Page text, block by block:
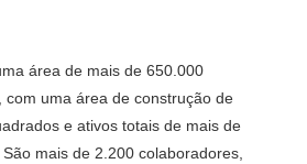
área de mais de 650.000
com uma área de construção de
e ativos totais de mais de
mais de 2.200 colaboradores,